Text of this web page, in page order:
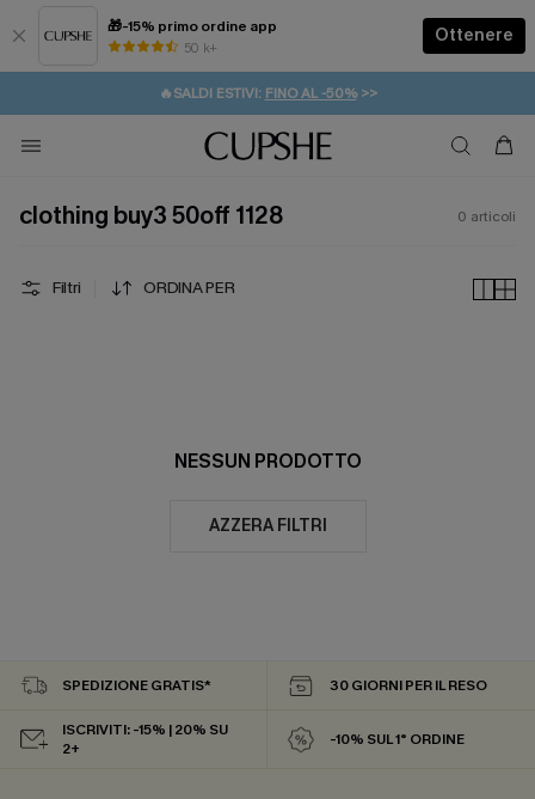
🎁-15% primo ordine app
50 k+
Ottenere
⚡️-15% SUGLI ESSENZIALI DA VACANZA | ACQUISTA
🔥SALDI ESTIVI: FINO AL -50%>>
🚚SPEDIZIONE GRATUITA DA 49€
💌REGALO PER I NUOVI: 20% DI SCONTO*
clothing buy3 50off 1128 0 articoli
Filtri ORDINA PER
NESSUN PRODOTTO
AZZERA FILTRI
SPEDIZIONE GRATIS* 30 GIORNI PER IL RESO
ISCRIVITI: -15% | 20% SU
2+
-10% SUL 1° ORDINE